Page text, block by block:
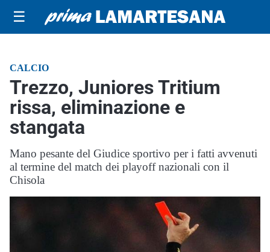
☰
CALCIO
Trezzo, Juniores Tritium
rissa, eliminazione e
stangata
Mano pesante del Giudice sportivo per i fatti avvenuti
al termine del match dei playoff nazionali con il
Chisola